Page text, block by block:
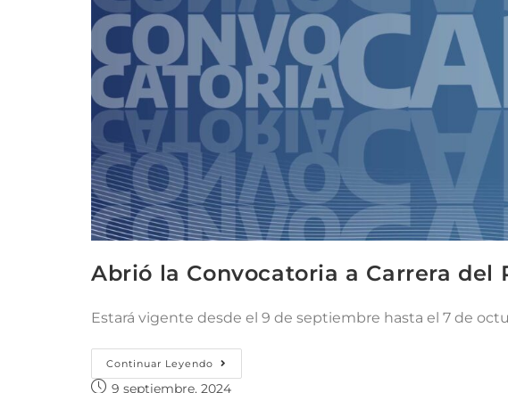
Abrió la Convocatoria a Carrera del
Estará vigente desde el 9 de septiembre hasta el 7 de
Continuar Leyendo
9 septiembre, 2024